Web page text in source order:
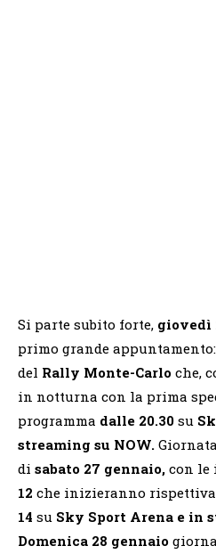
Si parte subito forte, giovedì
primo grande
del Rally Monte-Carlo che,
in notturna con la prima
programma dalle 20.30 su
streaming su NOW.
di sabato 27 gennaio, con le
12 che inizieranno
14 su Sky Sport Arena e in
Domenica 28 gennaio